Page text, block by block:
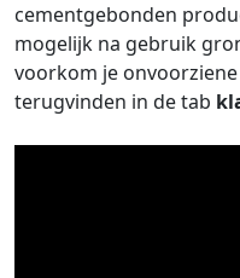
cementgebonden
mogelijk na gebruik
voorkom je
terugvinden in de tab